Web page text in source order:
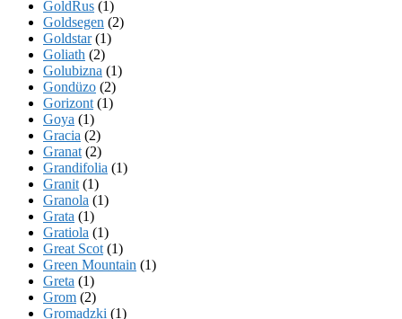
GoldRus (1)
Goldsegen (2)
Goldstar(1)
Goliath (2)
Golubizna (1)
Gondüzo (2)
Gorizont (1)
Goya (1)
Gracia (2)
Granat (2)
Grandifolia (1)
Granit (1)
Granola (1)
Grata (1)
Gratiola (1)
Great Scot (1)
Green Mountain (1)
Greta (1)
Grom (2)
Gromadzki (1)